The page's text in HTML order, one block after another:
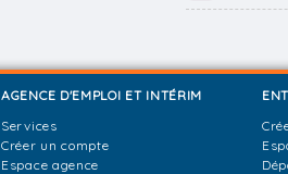
AGENCE D'EMPLOI ET INTÉRIM
Services
Créer un compte
Espace agence